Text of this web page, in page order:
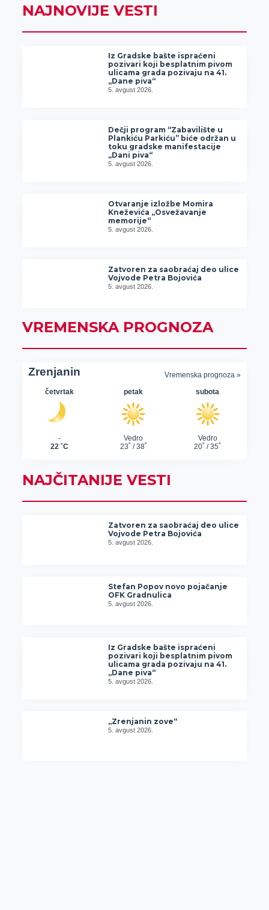
NAJNOVIJE VESTI
Iz Gradske bašte ispraćeni
pozivari koji besplatnim pivom
ulicama grada pozivaju na 41.
„Dane piva“
5. avgust 2026.
Dečji program “Zabavilište u
Plankiću Parkiću” biće održan u
toku gradske manifestacije
„Dani piva“
5. avgust 2026.
Otvaranje izložbe Momira
Kneževića „Osvežavanje
memorije“
5. avgust 2026.
Zatvoren za saobraćaj deo ulice
Vojvode Petra Bojovića
5. avgust 2026.
VREMENSKA PROGNOZA
NAJČITANIJE VESTI
Zatvoren za saobraćaj deo ulice
Vojvode Petra Bojovića
5. avgust 2026.
Stefan Popov novo pojačanje
OFK Gradnulica
5. avgust 2026.
Iz Gradske bašte ispraćeni
pozivari koji besplatnim pivom
ulicama grada pozivaju na 41.
„Dane piva“
5. avgust 2026.
„Zrenjanin zove“
5. avgust 2026.